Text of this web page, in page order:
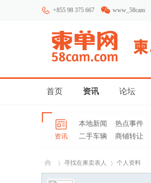
+855 98 375 667 www_58cam
首页 资讯 论坛
资讯
本地新闻 热点事件
二手车辆
商铺转让
寻找在柬卖表人 个人资料